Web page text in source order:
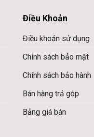
Điều Khoản
Điều khoản sử dụng
Chính sách bảo mật
Chính sách bảo hành
Bán hàng trả góp
Bảng giá bán